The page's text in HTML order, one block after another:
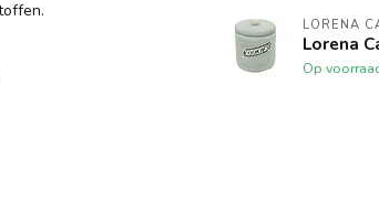
LORENA
Lorena
Op